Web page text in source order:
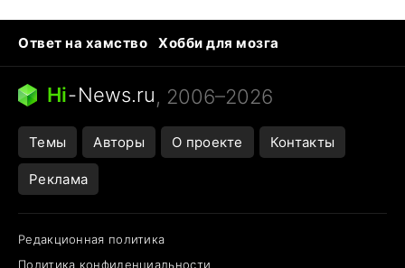
Ответ на хамство
Хобби для мозга
Бензин 100 vs 95
Тунцы в океанариуме
Следующая пандемия
Hi-News.ru, 2006–2026
Темы Авторы О проекте Контакты
Реклама
Редакционная политика
Политика конфиденциальности